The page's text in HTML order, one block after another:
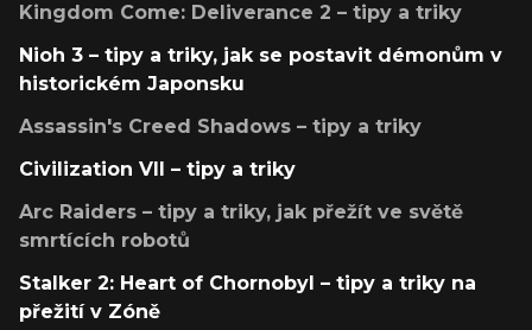
Kingdom Come: Deliverance 2 – tipy a triky
Nioh 3 – tipy a triky, jak se postavit démonům v
historickém Japonsku
Assassin's Creed Shadows – tipy a triky
Civilization VII – tipy a triky
Arc Raiders – tipy a triky, jak přežít ve světě
smrtících robotů
Stalker 2: Heart of Chornobyl – tipy a triky na
přežití v Zóně